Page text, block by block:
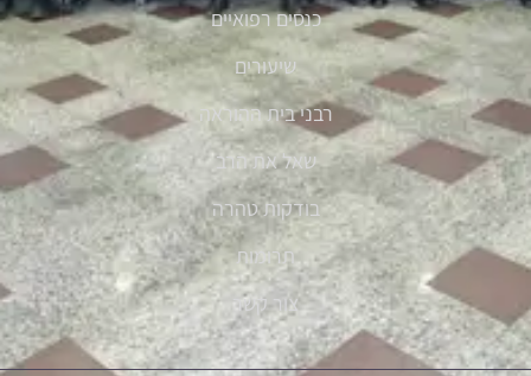
כנסים רפואיים
שיעורים
רבני בית ההוראה
שאל את הרב
בודקות טהרה
תרומות
צור קשר